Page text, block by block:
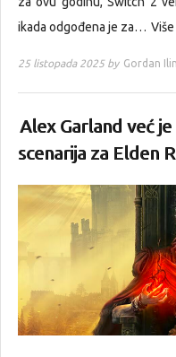
ikada odgođena je za…
25 listopada 2025 by Gordan
Alex Garland već
scenarija za Elden